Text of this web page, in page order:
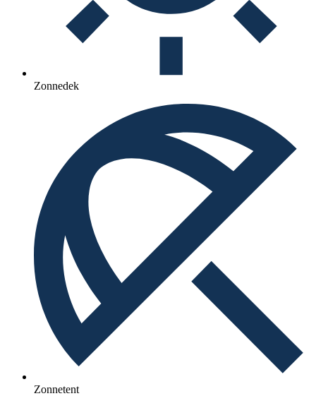
Zonnedek
Zonnetent